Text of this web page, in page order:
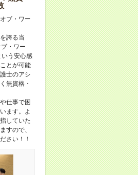
ブ・ワー
誇る当
・ワー
う安心感
とが可能
士のアシ
無資格・
仕事で困
ます。よ
していた
すので、
さい！！